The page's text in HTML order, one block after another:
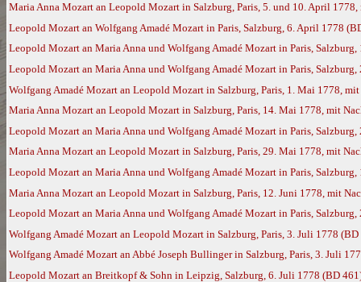
Maria Anna Mozart an Leopold Mozart in Salzburg, Paris, 5. und 10. April
Leopold Mozart an Wolfgang Amadé Mozart in Paris, Salzburg, 6. April 1778
Leopold Mozart an Maria Anna und Wolfgang Amadé Mozart in Paris,
Leopold Mozart an Maria Anna und Wolfgang Amadé Mozart in Paris,
Wolfgang Amadé Mozart an Leopold Mozart in Salzburg, Paris, 1. Mai 1778,
Maria Anna Mozart an Leopold Mozart in Salzburg, Paris, 14. Mai 1778, mit
Leopold Mozart an Maria Anna und Wolfgang Amadé Mozart in Paris,
Maria Anna Mozart an Leopold Mozart in Salzburg, Paris, 29. Mai 1778, mit
Leopold Mozart an Maria Anna und Wolfgang Amadé Mozart in Paris,
Maria Anna Mozart an Leopold Mozart in Salzburg, Paris, 12. Juni 1778, mit
Leopold Mozart an Maria Anna und Wolfgang Amadé Mozart in Paris,
Wolfgang Amadé Mozart an Leopold Mozart in Salzburg, Paris, 3. Juli 1778 (BD
Wolfgang Amadé Mozart an Abbé Joseph Bullinger in Salzburg, Paris, 3. Juli
Leopold Mozart an Breitkopf & Sohn in Leipzig, Salzburg, 6. Juli 1778 (BD